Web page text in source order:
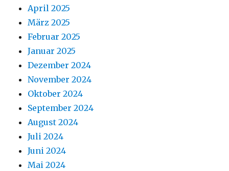
April 2025
März 2025
Februar 2025
Januar 2025
Dezember 2024
November 2024
Oktober 2024
September 2024
August 2024
Juli 2024
Juni 2024
Mai 2024